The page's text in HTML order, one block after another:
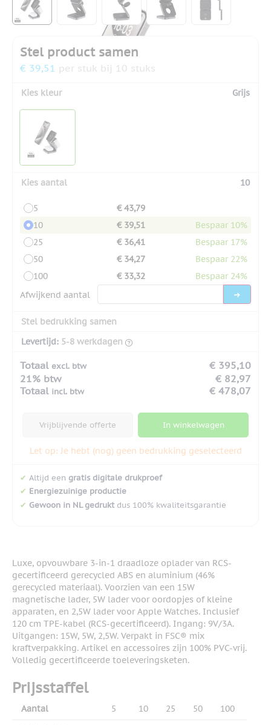
Stel product samen
€ 39,51 per stuk bij 10 stuks
Kies kleur Grijs
Kies aantal 10
5
€ 43,79
10
€ 39,51
Bespaar 10%
25
€ 36,41
Bespaar 17%
50
€ 34,27
Bespaar 22%
100
€ 33,32
Bespaar 24%
Afwijkend aantal
Stel bedrukking samen
Levertijd: 5-8 werkdagen
Totaal excl. btw
€ 395,10
21% btw
€ 82,97
Totaal incl. btw € 478,07
Vrijblijvende offerte In winkelwagen
Let op: Je hebt (nog) geen bedrukking geselecteerd
✔ Altijd een gratis digitale drukproef
✔ Energiezuinige productie
✔ Gewoon in NL gedruktdus 100% kwaliteitsgarantie
Luxe, opvouwbare 3-in-1 draadloze oplader van RCS-
gecertificeerd gerecycled ABS en aluminium (46%
gerecycled materiaal). Voorzien van een 15W
magnetische lader, 5W lader voor oordopjes of kleine
apparaten, en 2,5W lader voor Apple Watches. Inclusief
120 cm TPE-kabel (RCS-gecertificeerd). Ingang: 9V/3A.
Uitgangen: 15W, 5W, 2,5W. Verpakt in FSC® mix
kraftverpakking. Artikel en accessoires zijn 100% PVC-vrij.
Volledig gecertificeerde toeleveringsketen.
Prijsstaffel
Aantal 5 10 25 50 100